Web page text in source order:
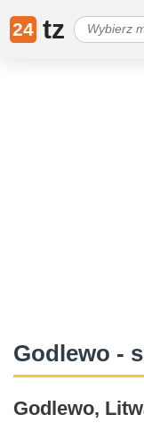
24 tz
Godlewo -
Godlewo,